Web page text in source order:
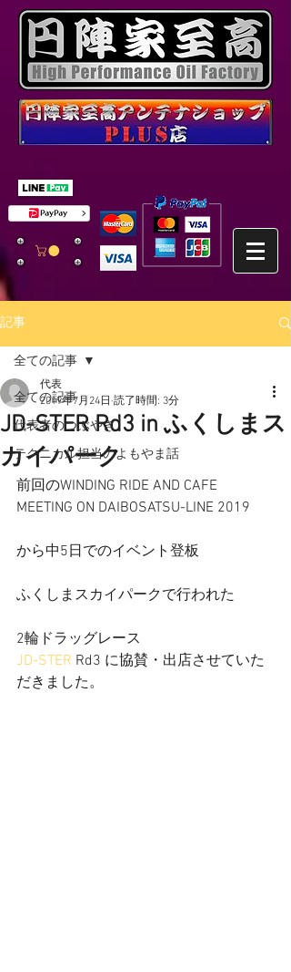
記事
全ての記事
代表者のつぶやき
テクニカル担当のよもやま話
全ての記事
JD-STER Rd3 in ふくしまス
カイパーク
代表
2019年7月24日 読了時間: 3分
前回のWINDING RIDE AND CAFE
MEETING ON DAIBOSATSU-LINE 2019
から中5日でのイベント登板
ふくしまスカイパークで行われた
2輪ドラッグレース
JD-STER Rd3 に協賛・出店させていた
だきました。